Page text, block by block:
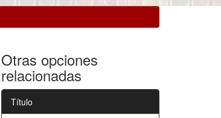
Otras opciones
relacionadas
Título